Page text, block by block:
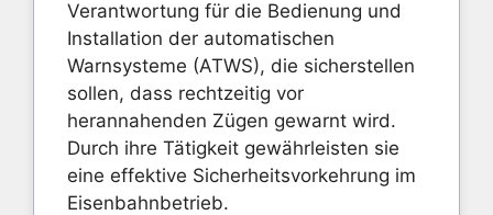
Verantwortung für die Bedienung und
Installation der automatischen
Warnsysteme (ATWS), die sicherstellen
sollen, dass rechtzeitig vor
herannahenden Zügen gewarnt wird.
Durch ihre Tätigkeit gewährleisten sie
eine effektive Sicherheitsvorkehrung im
Eisenbahnbetrieb.